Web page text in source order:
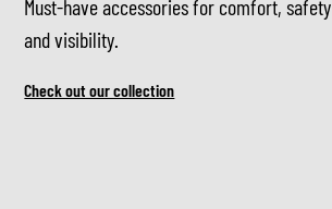
Must-have accessories for comfort, safety
and visibility.
Check out our collection